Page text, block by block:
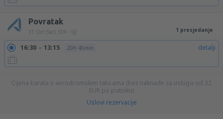
Povratak
31 Oct (Sat) STR - SJJ 1 presjedanje
16:30 13:15 20h 45min detalji
Cijena karata s aerodromskim taksama (bez naknade za uslugu od 32
EUR po putniku)
Uslovi rezervacije